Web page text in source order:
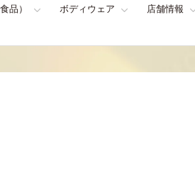
品） ボディウェア 店舗情報